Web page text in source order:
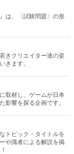
は、〈試験問題〉の形
きクリエイター達の姿
きます。
取材し、ゲームが日本
影響を探る企画です。
トピック・タイトルを
や識者による解説を掲